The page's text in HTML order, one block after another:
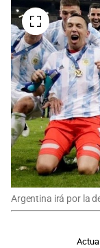
Argentina irá por la